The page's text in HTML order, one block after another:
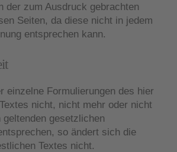
der zum Ausdruck gebrachten
Seiten, da diese nicht in jedem
entsprechen kann.
einzelne Formulierungen des hier
nicht, nicht mehr oder nicht
gesetzlichen
so ändert sich die
Textes nicht.